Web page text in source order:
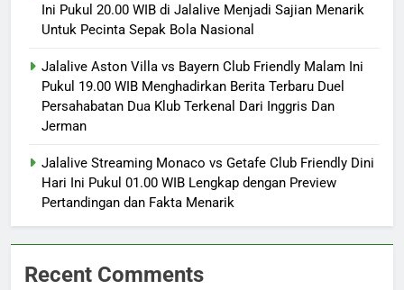
Ini Pukul 20.00 WIB di Jalalive Menjadi Sajian Menarik
Untuk Pecinta Sepak Bola Nasional
Jalalive Aston Villa vs Bayern Club Friendly Malam Ini
Pukul 19.00 WIB Menghadirkan Berita Terbaru Duel
Persahabatan Dua Klub Terkenal Dari Inggris Dan
Jerman
Jalalive Streaming Monaco vs Getafe Club Friendly Dini
Hari Ini Pukul 01.00 WIB Lengkap dengan Preview
Pertandingan dan Fakta Menarik
Recent Comments